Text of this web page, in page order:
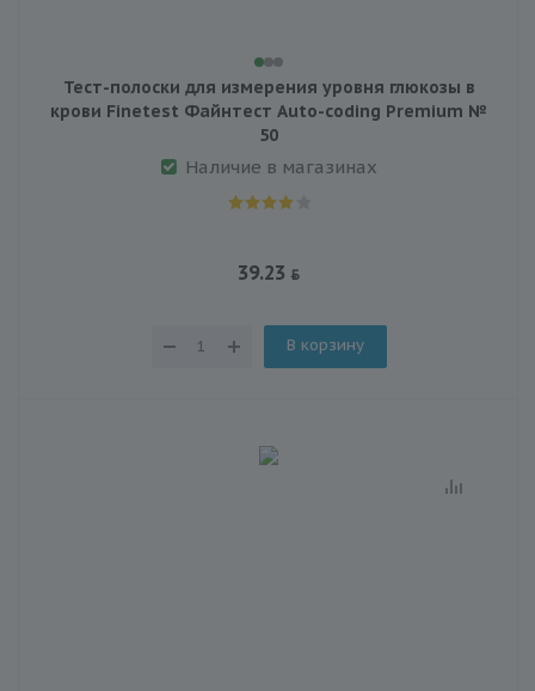
Тест-полоски для измерения уровня глюкозы в
крови Finetest Файнтест Auto-coding Premium №
50
Наличие в магазинах
39.23
В корзину